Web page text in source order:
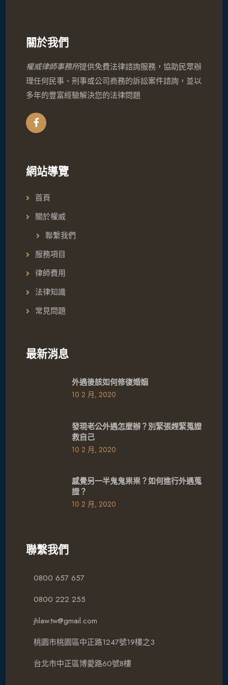
關於我們
權威律師事務所提供免費法律諮詢服務，協助民眾辦
理任何民事、刑事或公司商務的訴訟案件諮詢，並以
多年的豐富經驗解決您的法律問題
網站導覽
首頁
關於權威
聯繫我們
服務項目
律師費用
法律知識
常見問題
最新消息
外遇後該如何修復婚姻
10 2 月, 2020
發現老公外遇怎麼辦？別緊張趕緊蒐證
救自己
10 2 月, 2020
感覺另一半鬼鬼祟祟？如何進行外遇蒐
證？
10 2 月, 2020
聯繫我們
0800 657 657
0800 222 255
jhlaw.tw@gmail.com
桃園市桃園區中正路1247號19樓之3
台北市中正區博愛路60號8樓